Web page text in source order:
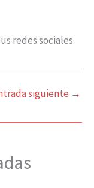
redes sociales
siguiente →